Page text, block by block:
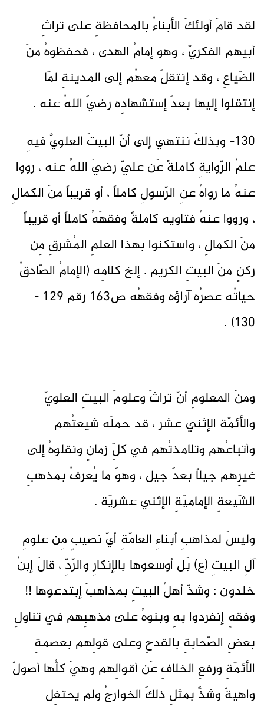
لقد قامَ أولئكَ الأبناءُ بالمحافظةِ على تراثِ
أبيهم الفكريّ ، وهو إمامُ الهدى ، فحفظوهُ منَ
الضّياعِ ، وقد إنتقلَ معهُم إلى المدينةِ لمّا
إنتقلوا إليها بعدَ إستشهادِه رضيَ اللهُ عنه .
130- وبذلكَ ننتهي إلى أنّ البيتَ العلويَّ فيهِ
علمُ الرّوايةِ كاملةً عَن عليّ رضيَ اللهُ عنه ، رووا
عنهُ ما رواهُ عنِ الرّسولِ كاملاً ، أو قريباً منَ الكمالِ
، ورووا عنهُ فتاويه كاملةً وفقهَهُ كاملاً أو قريباً
منَ الكمالِ ، واستكنوا بهذا العلمِ المُشرقِ مِن
ركنٍ منَ البيتِ الكريم . إلخ كلامِه (الإمامُ الصّادقُ
حياتُه عصرُه آراؤه وفقهُه ص163 رقم 129 -
130) .
ومنَ المعلومِ أنّ تراثَ وعلومَ البيتِ العلويّ
والأئمّة الإثني عشر ، قد حملَه شيعتُهم
وأتباعُهم وتلامذتُهم في كلِّ زمانٍ ونقلوهُ إلى
غيرِهم جيلاً بعدَ جيل ، وهوَ ما يُعرفُ بمذهبِ
الشّيعةِ الإماميّةِ الإثني عشريّة .
وليسَ لمذاهبِ أبناءِ العامّةِ أيّ نصيبٍ مِن علومِ
آلِ البيتِ (ع) بَل أوسعوها بالإنكارِ والرّدِّ ، قالَ إبنُ
خلدون : وشذّ أهلُ البيتِ بمذاهبَ إبتدعوها !!
وفقهٍ إنفردوا بهِ وبنوهُ على مذهبِهم في تناولِ
بعضِ الصّحابةِ بالقدحِ وعلى قولِهم بعصمةِ
الأئمّةِ ورفعِ الخلافِ عَن أقوالِهم وهيَ كلُّها أصولٌ
واهيةٌ وشذَّ بمثلِ ذلكَ الخوارجُ ولم يحتفِل